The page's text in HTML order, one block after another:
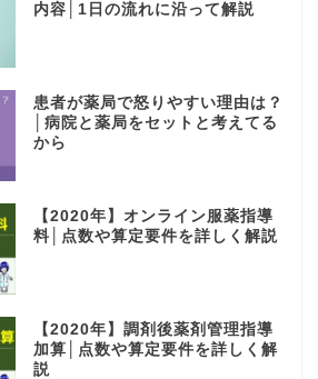
内容│1日の流れに沿って解説
患者が薬局で怒りやすい理由は？
│病院と薬局をセットと考えてる
から
【2020年】オンライン服薬指導
料│点数や算定要件を詳しく解説
【2020年】調剤後薬剤管理指導
加算│点数や算定要件を詳しく解
説